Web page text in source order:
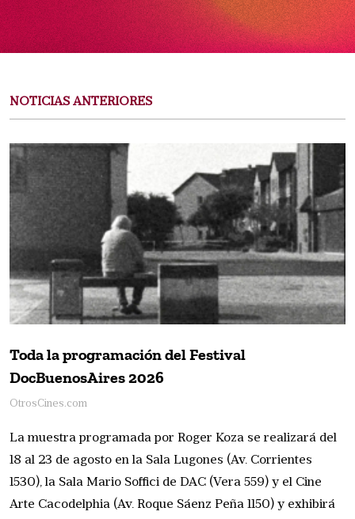
NOTICIAS ANTERIORES
Toda la programación del Festival
DocBuenosAires 2026
OtrosCines.com
La muestra programada por Roger Koza se realizará del
18 al 23 de agosto en la Sala Lugones (Av. Corrientes
1530), la Sala Mario Soffici de DAC (Vera 559) y el Cine
Arte Cacodelphia (Av. Roque Sáenz Peña 1150) y exhibirá